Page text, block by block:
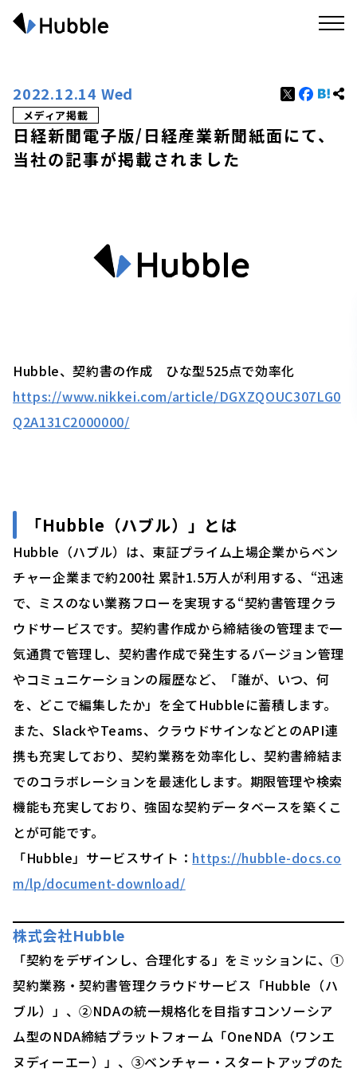
2022.12.14 Wed
メディア掲載
日経新聞電子版/日経産業新聞紙面にて、
当社の記事が掲載されました
Hubble、契約書の作成 ひな型525点で効率化
https://www.nikkei.com/article/DGXZQOUC307LG0
Q2A131C2000000/
「Hubble（ハブル）」 とは
Hubble（ハブル）は、東証プライム上場企業からベン
チャー企業まで約200社 累計1.5万人が利用する、“迅速
で、ミスのない業務フローを実現する“契約書管理クラ
ウドサービスです。契約書作成から締結後の管理まで一
気通貫で管理し、契約書作成で発生するバージョン管理
やコミュニケーションの履歴など、「誰が、いつ、何
を、どこで編集したか」を全てHubbleに蓄積します。
また、SlackやTeams、クラウドサインなどとのAPI連
携も充実しており、契約業務を効率化し、契約書締結ま
でのコラボレーションを最速化します。期限管理や検索
機能も充実しており、強固な契約データベースを築くこ
とが可能です。
「Hubble」サービスサイト： https://hubble-docs.co
m/lp/document-download/
株式会社Hubble
「契約をデザインし、合理化する」をミッションに、①
契約業務・契約書管理クラウドサービス「Hubble（ハ
ブル）」、②NDAの統一規格化を目指すコンソーシア
ム型のNDA締結プラットフォーム「OneNDA（ワンエ
ヌディーエー）」、③ベンチャー・スタートアップのた